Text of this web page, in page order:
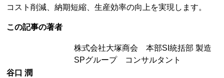
コスト削減、納期短縮、生産効率の向上を実現します。
この記事の著者
株式会社大塚商会 本部SI統括部 製造
SPグループ コンサルタント
谷口 潤